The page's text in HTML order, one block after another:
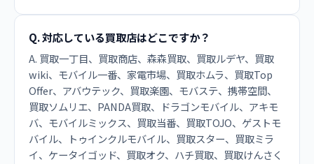
Q. 対応している買取店はどこですか？
A. 買取一丁目、買取商店、森森買取、買取ルデヤ、買取
wiki、モバイル一番、家電市場、買取ホムラ、買取Top
Offer、アバウテック、買取楽園、モバステ、携帯空間、
買取ソムリエ、PANDA買取、ドラゴンモバイル、アキモ
バ、モバイルミックス、買取当番、買取TOJO、ゲストモ
バイル、トゥインクルモバイル、買取スター、買取ミラ
イ、ケータイゴッド、買取オク、ハチ買取、買取けんさく